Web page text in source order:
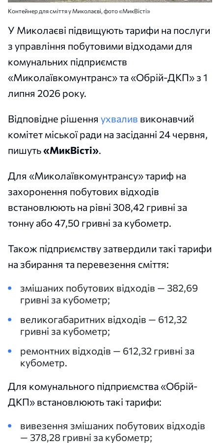
Контейнер для сміття у Миколаєві, фото «МикВісті»
У Миколаєві підвищують тарифи на послуги
з управління побутовими відходами для
комунальних підприємств
«Миколаївкомунтранс» та «Обрій-ДКП» з 1
липня 2026 року.
Відповідне рішення ухвалив виконавчий
комітет міської ради на засіданні 24 червня,
пишуть«МикВісті».
Для «Миколаївкомунтрансу» тариф на
захоронення побутових відходів
встановлюють на рівні 308,42 гривні за
тонну або 47,50 гривні за кубометр.
Також підприємству затвердили такі тарифи
на збирання та перевезення сміття:
змішаних побутових відходів — 382,69
гривні за кубометр;
великогабаритних відходів — 612,32
гривні за кубометр;
ремонтних відходів — 612,32 гривні за
кубометр.
Для комунального підприємства «Обрій-
ДКП» встановлюють такі тарифи:
вивезення змішаних побутових відходів
— 378,28 гривні за кубометр;